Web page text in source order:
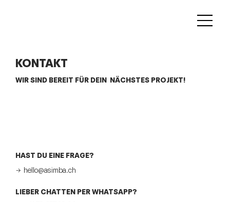
KONTAKT
WIR SIND BEREIT FÜR DEIN NÄCHSTES PROJEKT!
HAST DU EINE FRAGE?
→ hello@asimba.ch
LIEBER CHATTEN PER WHATSAPP?